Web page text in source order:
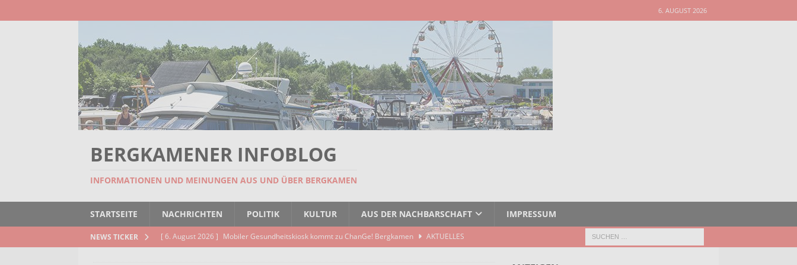
6. AUGUST 2026
BERGKAMENER INFOBLOG
INFORMATIONEN UND MEINUNGEN AUS UND ÜBER BERGKAMEN
STARTSEITE NACHRICHTEN POLITIK KULTUR AUS DER NACHBARSCHAFT IMPRESSUM
NEWS TICKER [ 6. August 2026 ] Mobiler Gesundheitskiosk kommt zu ChanGe! Bergkamen
AKTUELLES